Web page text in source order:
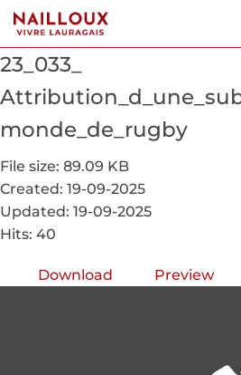
23_033_
monde_de_rugby
File size: 89.09 KB
Created: 19-09-2025
Updated: 19-09-2025
Hits: 40
Download Preview